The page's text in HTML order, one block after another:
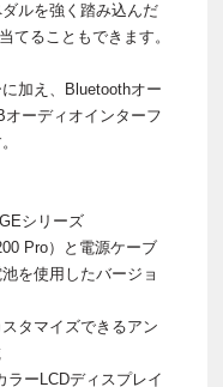
ルを強く踏み込んだ
てることもできます。
加え、Bluetoothオー
ーディオインターフ
シリーズ
Pro）と電源ケーブ
を使用したバージョ
タマイズできるアン
ラーLCDディスプレイ